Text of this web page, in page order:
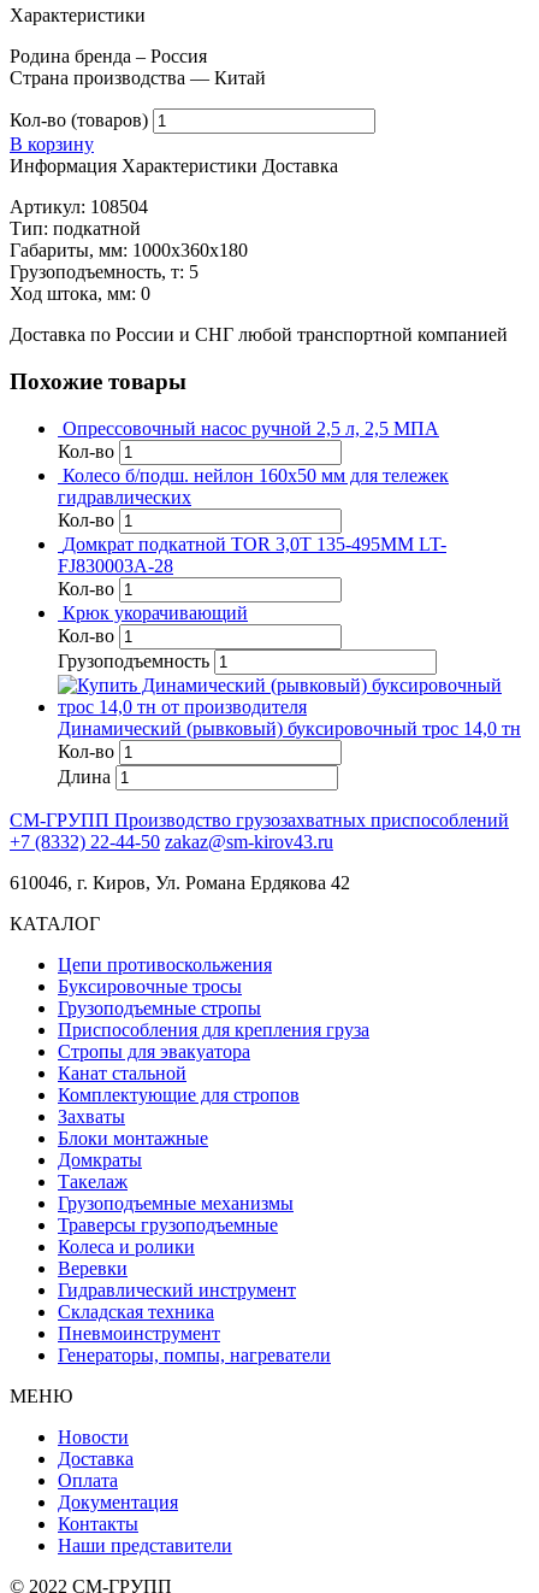
Характеристики
Родина бренда – Россия
Страна производства — Китай
Кол-во (товаров)
В корзину
Информация Характеристики Доставка
Артикул: 108504
Тип: подкатной
Габариты, мм: 1000х360х180
Грузоподъемность, т: 5
Ход штока, мм: 0
Доставка по России и СНГ любой транспортной компанией
Похожие товары
Опрессовочный насос ручной 2,5 л, 2,5 МПА
Кол-во
Колесо б/подш. нейлон 160х50 мм для тележек
гидравлических
Кол-во
Домкрат подкатной TOR 3,0Т 135-495MM LT-
FJ830003A-28
Кол-во
Крюк укорачивающий
Кол-во
Грузоподъемность
Динамический (рывковый) буксировочный трос 14,0 тн
Кол-во
Длина
СМ-ГРУПП Производство грузозахватных приспособлений
+7 (8332) 22-44-50 zakaz@sm-kirov43.ru
610046, г. Киров, Ул. Романа Ердякова 42
КАТАЛОГ
Цепи противоскольжения
Буксировочные тросы
Грузоподъемные стропы
Приспособления для крепления груза
Стропы для эвакуатора
Канат стальной
Комплектующие для стропов
Захваты
Блоки монтажные
Домкраты
Такелаж
Грузоподъемные механизмы
Траверсы грузоподъемные
Колеса и ролики
Веревки
Гидравлический инструмент
Складская техника
Пневмоинструмент
Генераторы, помпы, нагреватели
МЕНЮ
Новости
Доставка
Оплата
Документация
Контакты
Наши представители
© 2022 СМ-ГРУПП